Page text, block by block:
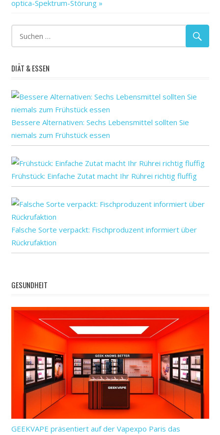
Land
lokale
Opioide?
Studie:
vor
zeigt
Beitrag:
optica-Spektrum-Störung
DIÄT & ESSEN
Bessere Alternativen: Sechs Lebensmittel sollten Sie
niemals zum Frühstück essen
Frühstück: Einfache Zutat macht Ihr Rührei richtig fluffig
Falsche Sorte verpackt: Fischproduzent informiert über
Rückrufaktion
GESUNDHEIT
GEEKVAPE präsentiert auf der Vapexpo Paris das